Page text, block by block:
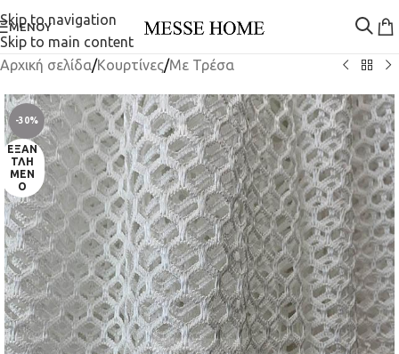
Skip to navigation
Skip to main content
ΜΕΝΟΎ
Αρχική σελίδα/Κουρτίνες/Mε Τρέσα
-30%
ΕΞΑΝ
ΤΛΗ
ΜΈΝ
Ο